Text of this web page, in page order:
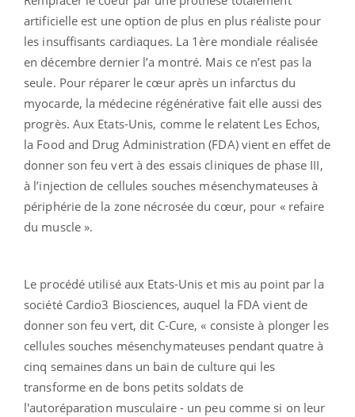
artificielle est une option de plus en plus réaliste pour
les insuffisants cardiaques. La 1ère mondiale réalisée
en décembre dernier l’a montré. Mais ce n’est pas la
seule. Pour réparer le cœur après un infarctus du
myocarde, la médecine régénérative fait elle aussi des
progrès. Aux Etats-Unis, comme le relatent Les Echos,
la Food and Drug Administration (FDA) vient en effet de
donner son feu vert à des essais cliniques de phase III,
à l’injection de cellules souches mésenchymateuses à
périphérie de la zone nécrosée du cœur, pour « refaire
du muscle ».
Le procédé utilisé aux Etats-Unis et mis au point par la
société Cardio3 Biosciences, auquel la FDA vient de
donner son feu vert, dit C-Cure, « consiste à plonger les
cellules souches mésenchymateuses pendant quatre à
cinq semaines dans un bain de culture qui les
transforme en de bons petits soldats de
l'autoréparation musculaire - un peu comme si on leur